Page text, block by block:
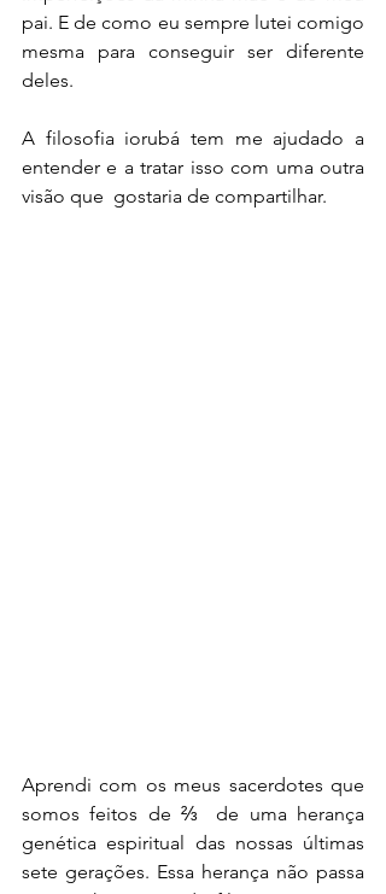
pai. E de como eu sempre lutei comigo
mesma para conseguir ser diferente
deles.
A filosofia iorubá tem me ajudado a
entender e a tratar isso com uma outra
visão que  gostaria de compartilhar.
Aprendi com os meus sacerdotes que
somos feitos de ⅔  de uma herança
genética espiritual das nossas últimas
sete gerações. Essa herança não passa